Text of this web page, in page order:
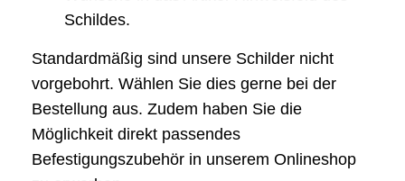
Schildes.
Standardmäßig sind unsere Schilder nicht
vorgebohrt. Wählen Sie dies gerne bei der
Bestellung aus. Zudem haben Sie die
Möglichkeit direkt passendes
Befestigungszubehör in unserem Onlineshop